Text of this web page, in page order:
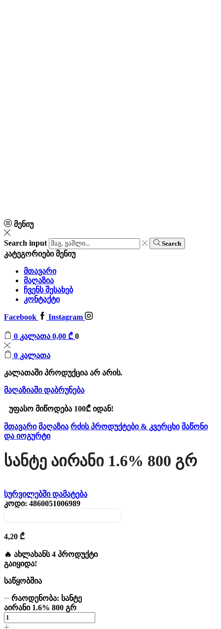
მენიუ
Search input Search
კატეგორიებიმენიუ
მთავარი
მაღაზია
ჩვენს შესახებ
კონტაქტი
Facebook Instagram
0 კალათა 0,00 ₾ 0
0 კალათა
კალათაში პროდუქცია არ არის.
მაღაზიაში დაბრუნება
უფასო მიწოდება 100₾ იდან!
მთავარი მაღაზია რძის პროდუქტები & კვერცხი მაწონი
და იოგურტი
Სანტე Აირანი 1.6% 800 Გრ
სურვილებში დამატება
კოდი: 4860051006989
4,20 ₾
🔥 ახლახანს 4 პროდუქტი
გაიყიდა!
საწყობშია
რაოდენობა: სანტე
აირანი 1.6% 800 გრ